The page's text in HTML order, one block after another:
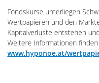
Fondskurse unterliegen
Wertpapieren und den
Kapitalverluste entstehen
Weitere Informationen
www.hyponoe.at/